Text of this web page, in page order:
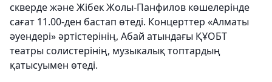
скверде және Жібек Жолы-Панфилов көшелерінде
сағат 11.00-ден бастап өтеді. Концерттер «Алматы
әуендері» әртістерінің, Абай атындағы ҚҰОБТ
театры солистерінің, музыкалық топтардың
қатысуымен өтеді.